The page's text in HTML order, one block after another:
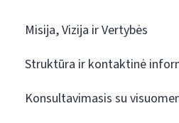
Misija, Vizija ir Vertybės
Struktūra ir kontaktinė
Konsultavimasis su